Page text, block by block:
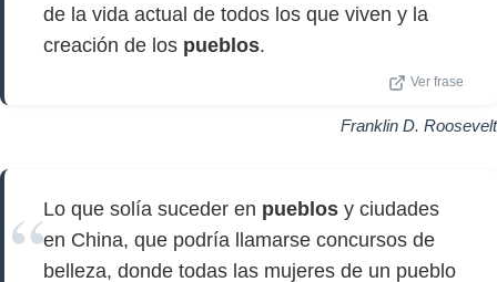
de la vida actual de todos los que viven y la
creación de los pueblos.
Ver frase
Franklin D. Roosevelt
Lo que solía suceder en pueblos y ciudades
en China, que podría llamarse concursos de
belleza, donde todas las mujeres de un pueblo